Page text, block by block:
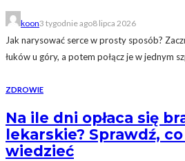
koon3 tygodnie ago8 lipca 2026
Jak narysować serce w prosty sposób?
łuków u góry, a potem połącz je w jednym
ZDROWIE
Na ile dni opłaca się
lekarskie? Sprawdź,
wiedzieć